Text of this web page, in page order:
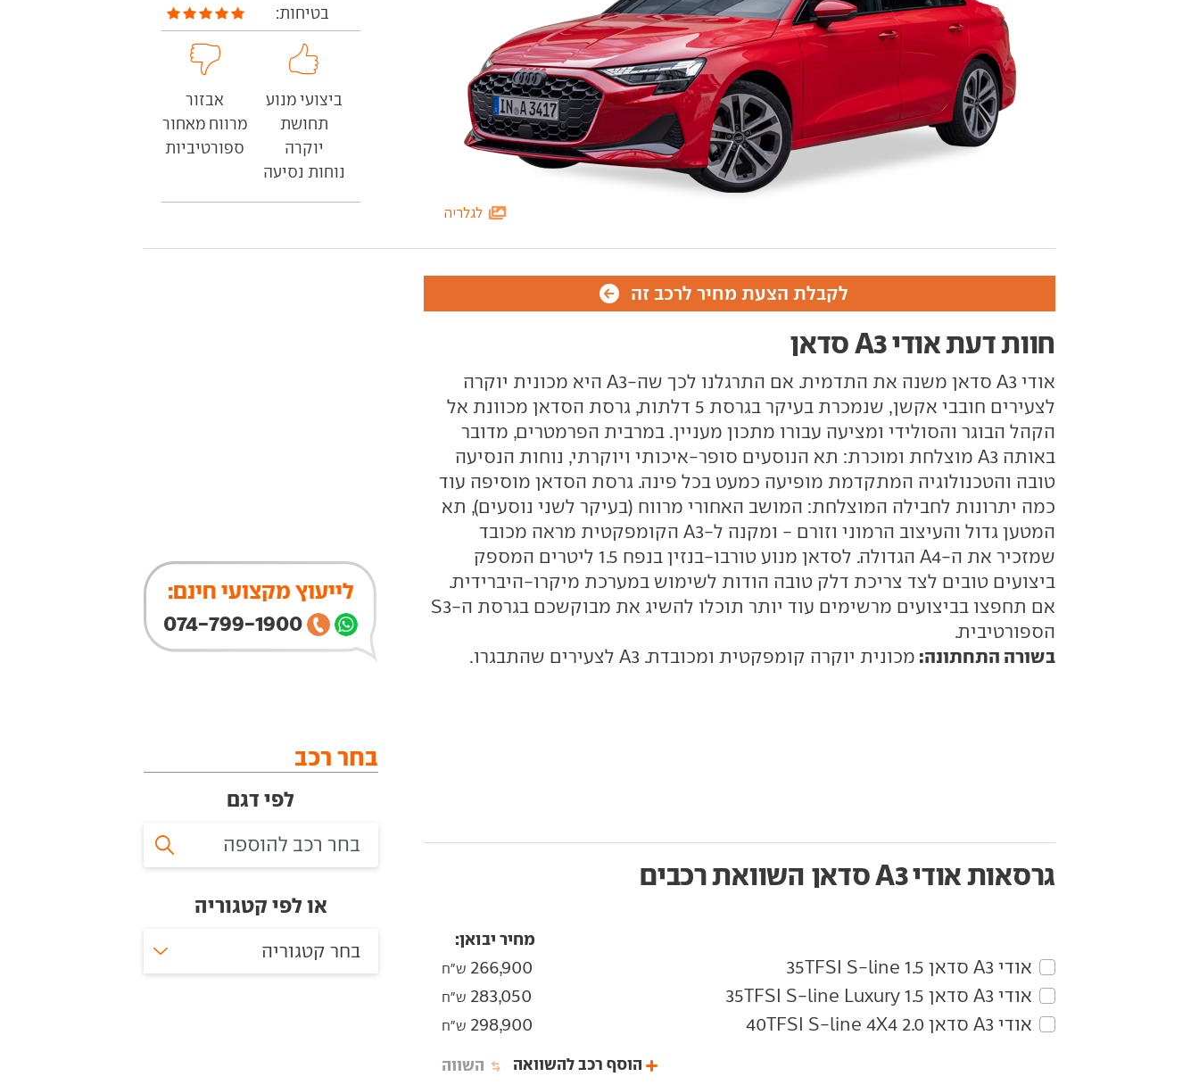
לגלריה
בטיחות:
ביצועי מנוע
תחושת
יוקרה
נוחות נסיעה
אבזור
מרווח מאחור
ספורטיביות
לקבלת הצעת מחיר לרכב זה
חוות דעת אודי A3 סדאן
אודי A3 סדאן משנה את התדמית. אם התרגלנו לכך שה-A3 היא מכונית יוקרה
לצעירים חובבי אקשן, שנמכרת בעיקר בגרסת 5 דלתות, גרסת הסדאן מכוונת אל
הקהל הבוגר והסולידי ומציעה עבורו מתכון מעניין. במרבית הפרמטרים, מדובר
באותה A3 מוצלחת ומוכרת: תא הנוסעים סופר-איכותי ויוקרתי, נוחות הנסיעה
טובה והטכנולוגיה המתקדמת מופיעה כמעט בכל פינה. גרסת הסדאן מוסיפה עוד
כמה יתרונות לחבילה המוצלחת: המושב האחורי מרווח (בעיקר לשני נוסעים), תא
המטען גדול והעיצוב הרמוני וזורם - ומקנה ל-A3 הקומפקטית מראה מכובד
שמזכיר את ה-A4 הגדולה. לסדאן מנוע טורבו-בנזין בנפח 1.5 ליטרים המספק
ביצועים טובים לצד צריכת דלק טובה הודות לשימוש במערכת מיקרו-היברידית.
אם תחפצו בביצועים מרשימים עוד יותר תוכלו להשיג את מבוקשכם בגרסת ה-S3
הספורטיבית.
בשורה התחתונה: מכונית יוקרה קומפקטית ומכובדת. A3 לצעירים שהתבגרו.
גרסאות אודי A3 סדאן השוואת רכבים
מחיר יבואן:
אודי‏ A3 סדאן‏ 1.5 35TFSI S-line 266,900 ש"ח
אודי‏ A3 סדאן‏ 1.5 35TFSI S-line Luxury 283,050 ש"ח
אודי‏ A3 סדאן‏ 2.0 40TFSI S-line 4X4 298,900 ש"ח
השווה הוסף רכב להשוואה
לייעוץ מקצועי חינם:
074-799-1900
בחר רכב
לפי דגם
או לפי קטגוריה
בחר קטגוריה